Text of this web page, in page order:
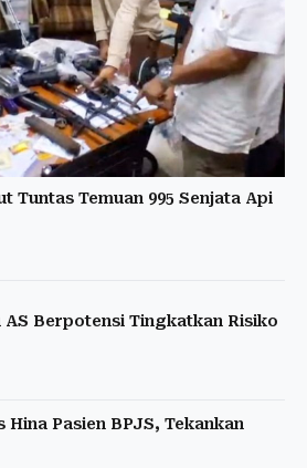
Tuntas Temuan 995 Senjata Api
Berpotensi Tingkatkan Risiko
Hina Pasien BPJS, Tekankan